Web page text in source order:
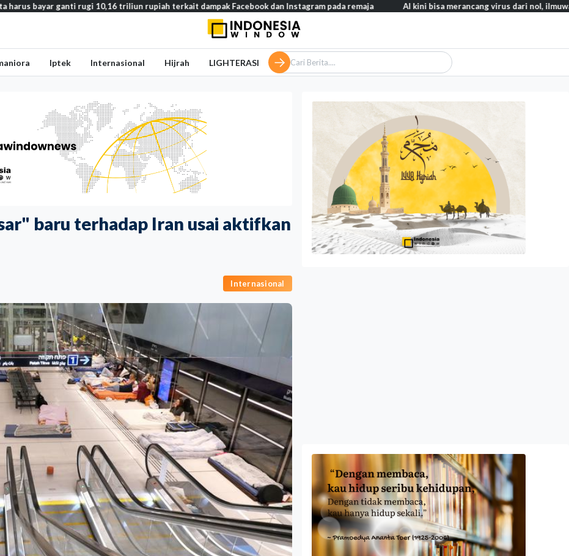
baru terhadap Iran usai aktifkan
Internasional
ganti rugi 10,16 triliun rupiah terkait dampak Facebook dan Instagram pada remaja AI kini bisa merancang virus dari nol, ilmuwan
Iptek Internasional Hijrah LIGHTERASI